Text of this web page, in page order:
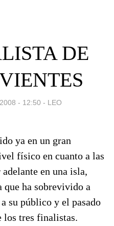
DE
- 12:50 - LEO
ya en un gran
físico en cuanto a las
en una isla,
que ha sobrevivido a
su público y el pasado
los tres finalistas.